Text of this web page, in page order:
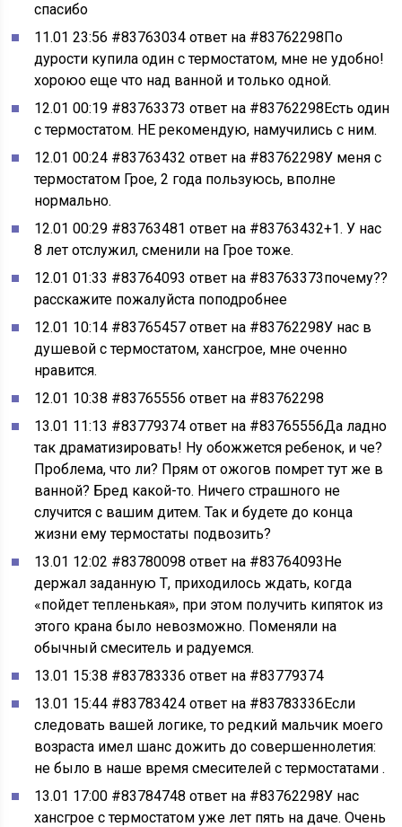
спасибо
11.01 23:56 #83763034 ответ на #83762298По
дурости купила один с термостатом, мне не удобно!
хороюо еще что над ванной и только одной.
12.01 00:19 #83763373 ответ на #83762298Есть один
с термостатом. НЕ рекомендую, намучились с ним.
12.01 00:24 #83763432 ответ на #83762298У меня с
термостатом Грое, 2 года пользуюсь, вполне
нормально.
12.01 00:29 #83763481 ответ на #83763432+1. У нас
8 лет отслужил, сменили на Грое тоже.
12.01 01:33 #83764093 ответ на #83763373почему??
расскажите пожалуйста поподробнее
12.01 10:14 #83765457 ответ на #83762298У нас в
душевой с термостатом, хансгрое, мне оченно
нравится.
12.01 10:38 #83765556 ответ на #83762298
13.01 11:13 #83779374 ответ на #83765556Да ладно
так драматизировать! Ну обожжется ребенок, и че?
Проблема, что ли? Прям от ожогов помрет тут же в
ванной? Бред какой-то. Ничего страшного не
случится с вашим дитем. Так и будете до конца
жизни ему термостаты подвозить?
13.01 12:02 #83780098 ответ на #83764093Не
держал заданную Т, приходилось ждать, когда
«пойдет тепленькая», при этом получить кипяток из
этого крана было невозможно. Поменяли на
обычный смеситель и радуемся.
13.01 15:38 #83783336 ответ на #83779374
13.01 15:44 #83783424 ответ на #83783336Если
следовать вашей логике, то редкий мальчик моего
возраста имел шанс дожить до совершеннолетия:
не было в наше время смесителей с термостатами .
13.01 17:00 #83784748 ответ на #83762298У нас
хансгрое с термостатом уже лет пять на даче. Очень